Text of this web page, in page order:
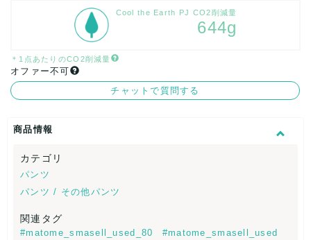
Cool the Earth PJ CO2削減量
644g
＊1点あたりのCO2削減量
オファー不可
チャットで質問する
商品情報
カテゴリ
パンツ
パンツ / その他パンツ
関連タグ
#matome_smasell_used_80
#matome_smasell_used